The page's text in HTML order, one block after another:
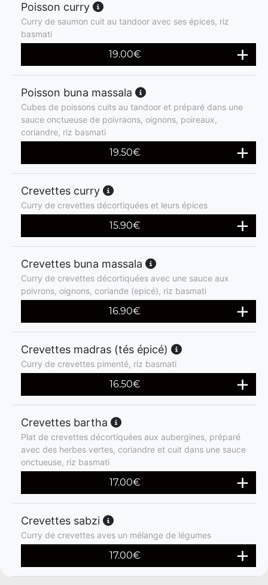
Poisson curry
Curry de saumon cuit au tandoor avec ses épices, riz
basmati
19.00€
Poisson buna massala
Cubes de poissons cuits au tandoor et préparé dans une
sauce onctueuse de poivraons, oignons, poireaux,
coriandre, riz basmati
19.50€
Crevettes curry
Curry de crevettes décortiquées et leurs épices
15.90€
Crevettes buna massala
Curry de crevettes décortiquées avec une sauce aux
poivrons, oignons, coriande (epicé), riz basmati
16.90€
Crevettes madras (tés épicé)
Curry de crevettes pimenté, riz basmati
16.50€
Crevettes bartha
Plat de crevettes décortiquées aux aubergines, préparé
avec des herbes vertes, coriandre et cuit dans une sauce
onctueuse, riz basmati
17.00€
Crevettes sabzi
Curry de crevettes aves un mélange de légumes
17.00€